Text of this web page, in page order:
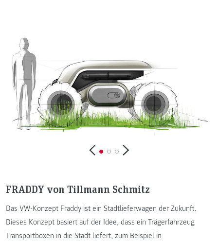
FRADDY von Tillmann Schmitz
Das VW-Konzept Fraddy ist ein Stadtlieferwagen der Zukunft.
Dieses Konzept basiert auf der Idee, dass ein Trägerfahrzeug
Transportboxen in die Stadt liefert, zum Beispiel in